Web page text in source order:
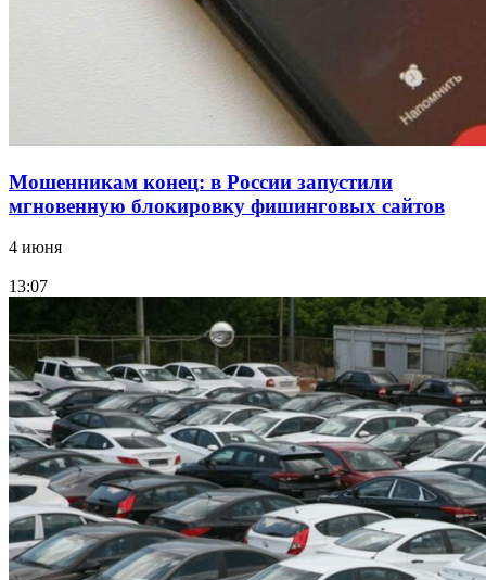
Мошенникам конец: в России запустили
мгновенную блокировку фишинговых сайтов
4 июня
13:07